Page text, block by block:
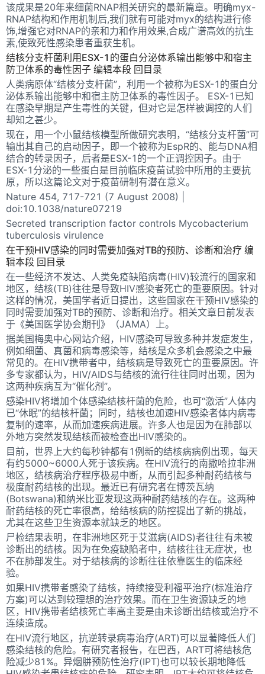
该成果是20年来细菌RNAP相关研究的最新篇章。明确myx-
RNAP结构和作用机制后,我们就有可能对myx的结构进行修
饰,增强它对RNAP的亲和力和作用效果,合成广谱高效的抗生
素,使致死性感染患者重获生机。
结核分支杆菌利用ESX-1的蛋白分泌体系输出能够中和宿主
防卫体系的毒性因子 编辑本段 回目录
人类病原体“结核分支杆菌”，利用一个被称为ESX-1的蛋白分
泌体系输出能够中和宿主防卫体系的毒性因子。 ESX-1已知
在感染早期是产生毒性的关键，但对它是怎样被调控的人们
却知之甚少。
现在，用一个小鼠结核模型所做研究表明，“结核分支杆菌”可
输出其自己的启动因子，即一个被称为EspR的、能与DNA相
结合的转录因子，后者是ESX-1的一个正调控因子。由于
ESX-1分泌的一些蛋白是目前临床疫苗试验中所用的主要抗
原，所以这篇论文对于疫苗研制有潜在意义。
Nature 454, 717-721 (7 August 2008) |
doi:10.1038/nature07219
Secreted transcription factor controls Mycobacterium
tuberculosis virulence
在干预HIV感染的同时需要加强对TB的预防、诊断和治疗 编
辑本段 回目录
在一些经济不发达、人类免疫缺陷病毒(HIV)较流行的国家和
地区，结核(TB)往往是导致HIV感染者死亡的重要原因。针对
这样的情况，美国学者近日提出，这些国家在干预HIV感染的
同时需要加强对TB的预防、诊断和治疗。相关文章日前发表
于《美国医学协会期刊》（JAMA）上。
据美国梅奥中心网站介绍，HIV感染可导致多种并发症发生，
例如细菌、真菌和病毒感染等，结核是众多机会感染之中最
常见的。在HIV携带者中，结核病是导致死亡的重要原因。许
多专家都认为，HIV/AIDS与结核的流行往往同时出现，因为
这两种疾病互为“催化剂”。
感染HIV将增加个体感染结核杆菌的危险，也可“激活”人体内
已“休眠”的结核杆菌；同时，结核也加速HIV感染者体内病毒
复制的速率，从而加速疾病进展。许多人也是因为在肺部以
外地方突然发现结核而被检查出HIV感染的。
目前，世界上大约每秒钟都有1例新的结核病病例出现，每天
有约5000~6000人死于该疾病。在HIV流行的南撒哈拉非洲
地区，结核病治疗程序极易中断，从而引起多种耐药结核与
极度耐药结核的出现。最近已有研究者在博茨瓦纳
(Botswana)和纳米比亚发现这两种耐药结核的存在。这两种
耐药结核的死亡率很高，给结核病的防控提出了新的挑战，
尤其在这些卫生资源本就缺乏的地区。
尸检结果表明，在非洲地区死于艾滋病(AIDS)者往往有未被
诊断出的结核。因为在免疫缺陷者中，结核往往无症状，也
不在肺部发生。对于结核病的诊断往往依靠医生的临床经
验。
如果HIV携带者感染了结核，持续接受利福平治疗(标准治疗
方案)可以达到较理想的治疗效果。而在卫生资源缺乏的地
区，HIV携带者结核死亡率高主要是由未诊断出结核或治疗不
连续造成。
在HIV流行地区，抗逆转录病毒治疗(ART)可以显著降低人们
感染结核的危险。有研究者报告，在巴西，ART可将结核危
险减少81%。异烟肼预防性治疗(IPT)也可以较长期地降低